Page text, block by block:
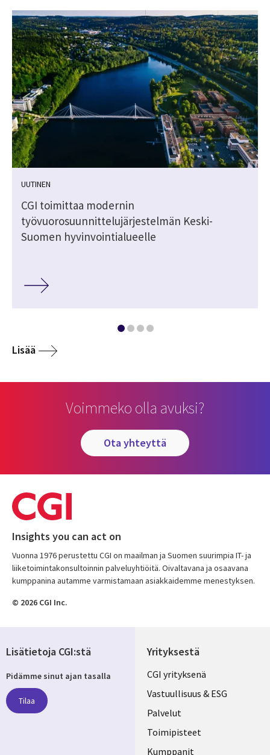
UUTINEN
CGI toimittaa modernin
työvuorosuunnittelujärjestelmän Keski-
Suomen hyvinvointialueelle
Lisää
Voimmeko olla avuksi?
ota yhteyttä
Insights you can act on
Vuonna 1976 perustettu CGI on maailman ja Suomen suurimpia IT- ja
liiketoimintakonsultoinnin palveluyhtiöitä. Oivaltavana ja osaavana
kumppanina autamme varmistamaan asiakkaidemme menestyksen.
© 2026 CGI Inc.
Yrityksestä
Useful
links
FINLAND
CGI yrityksenä
Vastuullisuus & ESG
Palvelut
Toimipisteet
Kumppanit
Lisätietoja CGI:stä
Pidämme sinut ajan tasalla
Tilaa